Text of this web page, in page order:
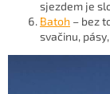
sjezdem je
Batoh – bez
svačinu,